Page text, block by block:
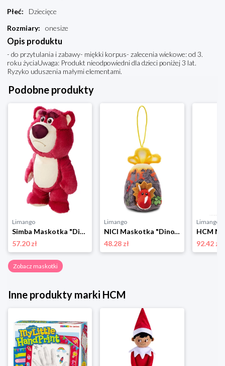
Płeć:
Dziecięce
Rozmiary: onesize
Opis produktu
- do przytulania i zabawy- miękki korpus- zalecenia wiekowe: od 3.
roku życiaUwaga: Produkt nieodpowiedni dla dzieci poniżej 3 lat.
Ryzyko uduszenia małymi elementami.
Podobne produkty
Limango
Simba Maskotka "Disney Pixar Flufflets Lotso" w kolorze czerwonym - 0+ rozmiar: onesize
57.20 zł
Limango
NICI Maskotka "Dino" - 3+ rozmiar: onesize
48.28 zł
Limango
92.42 zł
Zobacz maskotki
Inne produkty marki HCM